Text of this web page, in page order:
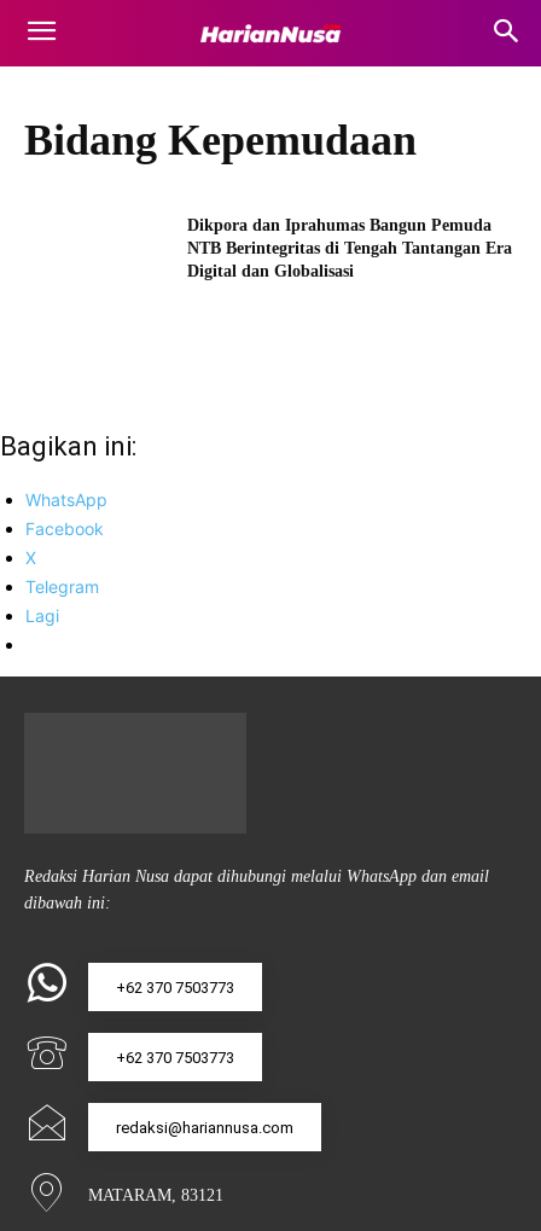
Bidang Kepemudaan
Dikpora dan Iprahumas Bangun Pemuda
NTB Berintegritas di Tengah Tantangan Era
Digital dan Globalisasi
Bagikan ini:
WhatsApp
Facebook
X
Telegram
Lagi
Redaksi Harian Nusa dapat dihubungi melalui WhatsApp dan email
dibawah ini:
+62 370 7503773
+62 370 7503773
redaksi@hariannusa.com
MATARAM, 83121